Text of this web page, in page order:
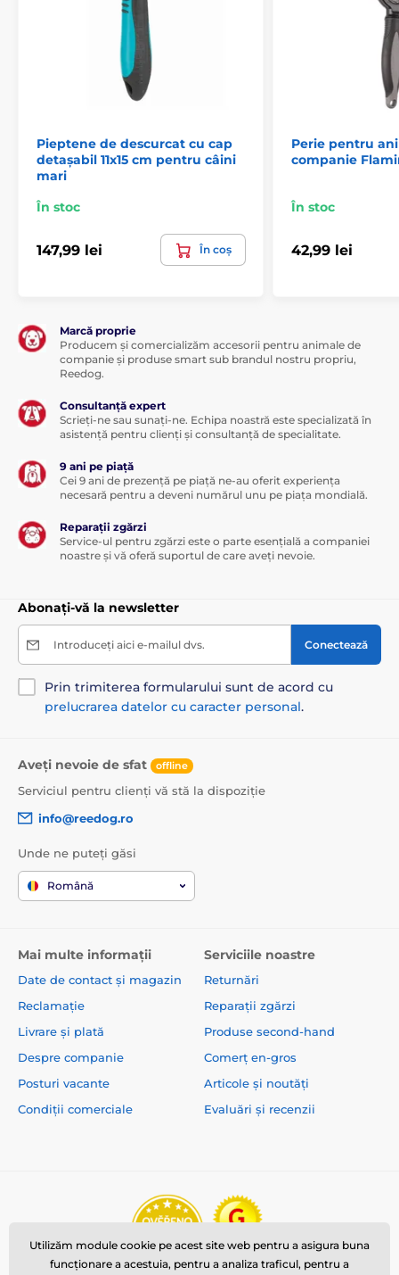
Specificațiile tehnice pot fi modificate fără o notificare
Produsul este inclus în categoria
Perii și pieptene pentru câini
Pentru pisici
Perii și pieptene pentru pisici
% Produse pentru creșterea animalelor
% Cosmetice și îngrijire
Pieptene de descurcat cu cap
detașabil 11x15 cm pentru câini
mari
În stoc
147,99 lei În coș
Perie pentru
companie
În stoc
42,99 lei
Marcă proprie
Producem și comercializăm accesorii pentru animale de
companie și produse smart sub brandul nostru propriu,
Reedog.
Consultanță expert
Scrieți-ne sau sunați-ne. Echipa noastră este specializată în
asistență pentru clienți și consultanță de specialitate.
9 ani pe piață
Cei 9 ani de prezență pe piață ne-au oferit experiența
necesară pentru a deveni numărul unu pe piața mondială.
Reparații zgărzi
Service-ul pentru zgărzi este o parte esențială a companiei
noastre și vă oferă suportul de care aveți nevoie.
Abonați-vă la newsletter
Introduceți aici e-mailul dvs. Conectează
Prin trimiterea formularului sunt de acord cu
prelucrarea datelor cu caracter personal.
Aveți nevoie de sfat offline
Serviciul pentru clienți vă stă la dispoziție
info@reedog.ro
Unde ne puteți găsi
Română
Mai multe informații
Date de contact și magazin
Reclamație
Livrare și plată
Despre companie
Posturi vacante
Condiții comerciale
Serviciile noastre
Returnări
Reparații zgărzi
Produse second-hand
Comerț en-gros
Articole și noutăți
Evaluări și recenzii
Utilizăm module cookie pe acest site web pentru a asigura buna
funcționare a acestuia, pentru a analiza traficul, pentru a